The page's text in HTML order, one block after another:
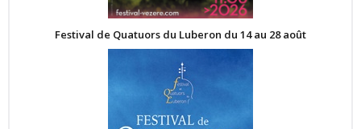
Festival de Quatuors du Luberon du 14 au 28 août